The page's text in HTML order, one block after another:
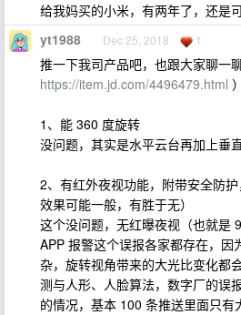
给我妈买的小米，有两年了，还是
yt1988 Dec 25, 2018 1
推一下我司产品吧，也跟大家聊一
https://item.jd.com/4496479.html ）
1、能 360 度旋转
没问题，其实是水平云台再加上垂
2、有红外夜视功能，附带安全防
效果可能一般，有胜于无）
这个没问题，无红曝夜视（也就是
APP 报警这个误报各家都存在，因
杂，旋转视角带来的大光比变化都
测与人形、人脸算法，数字厂的误
的情况，基本 100 条推送里面只有